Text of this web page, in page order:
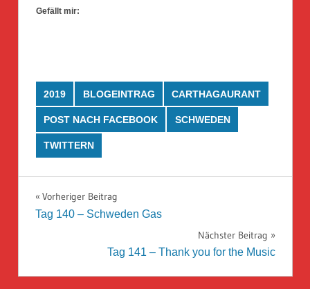
Gefällt mir:
2019 BLOGEINTRAG CARTHAGAURANT
POST NACH FACEBOOK SCHWEDEN
TWITTERN
Beitragsnavigation
Vorheriger Beitrag
Tag 140 – Schweden Gas
Nächster Beitrag
Tag 141 – Thank you for the Music